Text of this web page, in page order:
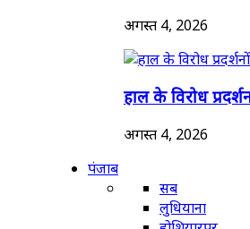
अगस्त 4, 2026
हाल के विरोध
अगस्त 4, 2026
पंजाब
सब
लुधियाना